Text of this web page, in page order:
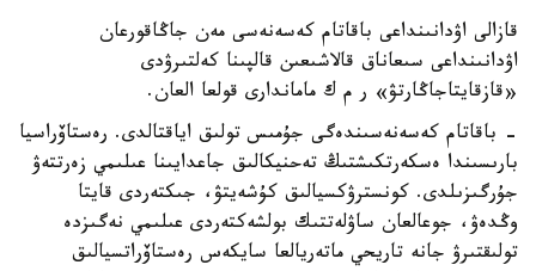
قازالى اۋدانىنداعى باقاتام كەسەنەسى مەن جاڭاقورعان
اۋدانىنداعى سىعاناق قالاشىعىن قالپىنا كەلتىرۋدى
«قازقايتاجاڭارتۋ» ر م ك ماماندارى قولعا العان.
- باقاتام كەسەنەسىندەگى جۇمىس تولىق اياقتالدى. رەستاۆراسيا
بارىسىندا ەسكەرتكىشتىڭ تەحنيكالىق جاعدايىنا عىلىمي زەرتتەۋ
جۇرگىزىلدى. كونسترۋكسيالىق كۇشەيتۋ، جىكتەردى قايتا
وڭدەۋ، جوعالعان ساۋلەتتىك بولشەكتەردى عىلىمي نەگىزدە
تولىقتىرۋ جانە تاريحي ماتەريالعا سايكەس رەستاۆراتسيالىق